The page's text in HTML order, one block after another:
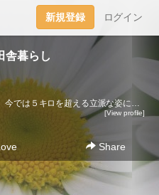
新規登録 ログイン
舎暮らし
２００６･５･２７家猫に。今では５キロを超える立派な姿になりました♪ここに登場するのはプリンだけ。２０２１･５･３０虹の橋を渡りました｡
[View profile]
Share